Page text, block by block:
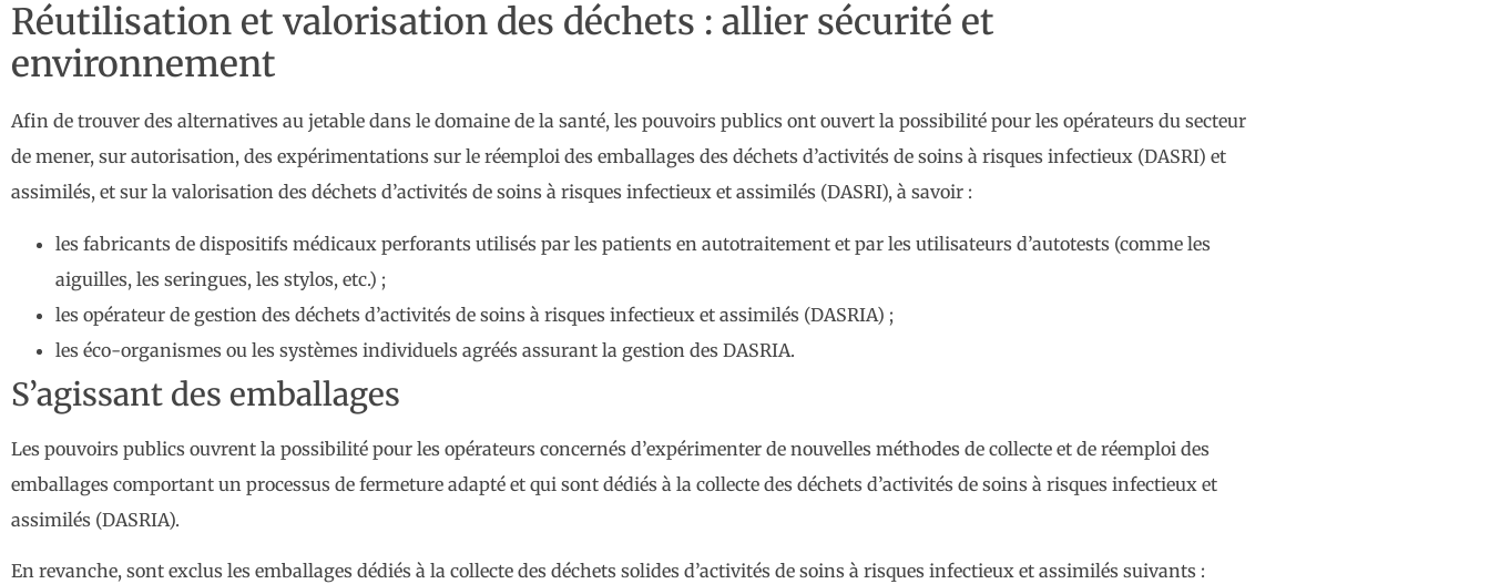
Réutilisation et valorisation des déchets : allier sécurité et
environnement
Afin de trouver des alternatives au jetable dans le domaine de la santé, les pouvoirs publics ont ouvert la possibilité pour les opérateurs du secteur
de mener, sur autorisation, des expérimentations sur le réemploi des emballages des déchets d’activités de soins à risques infectieux (DASRI) et
assimilés, et sur la valorisation des déchets d’activités de soins à risques infectieux et assimilés (DASRI), à savoir :
les fabricants de dispositifs médicaux perforants utilisés par les patients en autotraitement et par les utilisateurs d’autotests (comme les
aiguilles, les seringues, les stylos, etc.) ;
les opérateur de gestion des déchets d’activités de soins à risques infectieux et assimilés (DASRIA) ;
les éco-organismes ou les systèmes individuels agréés assurant la gestion des DASRIA.
S’agissant des emballages
Les pouvoirs publics ouvrent la possibilité pour les opérateurs concernés d’expérimenter de nouvelles méthodes de collecte et de réemploi des
emballages comportant un processus de fermeture adapté et qui sont dédiés à la collecte des déchets d’activités de soins à risques infectieux et
assimilés (DASRIA).
En revanche, sont exclus les emballages dédiés à la collecte des déchets solides d’activités de soins à risques infectieux et assimilés suivants :